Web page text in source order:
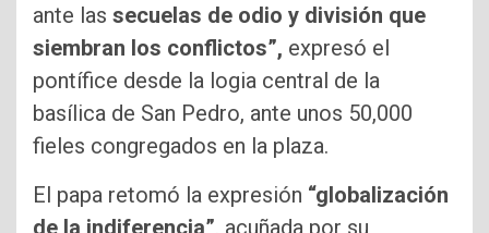
ante las secuelas de odio y división que
siembran los conflictos”, expresó el
pontífice desde la logia central de la
basílica de San Pedro, ante unos 50,000
fieles congregados en la plaza.
El papa retomó la expresión “globalización
de la indiferencia”, acuñada por su